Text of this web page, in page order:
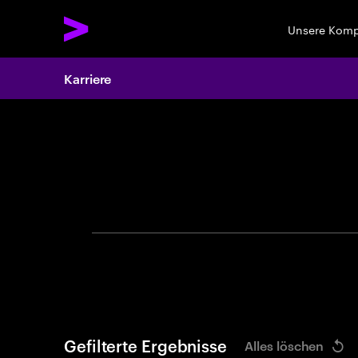
Unsere
Karriere
Gefilterte Ergebnisse Alles löschen